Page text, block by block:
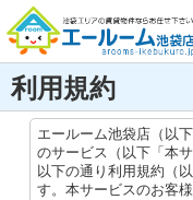
利用規約
エールーム池袋店（以
のサービス（以下「本
以下の通り利用規約（
す。本サービスのお客